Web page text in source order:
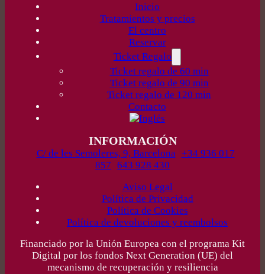
Inicio
Tratamientos y precios
El centro
Reservar
Ticket Regalo
Ticket regalo de 60 min
Ticket regalo de 90 min
Ticket regalo de 120 min
Contacto
INFORMACIÓN
C/ de les Semoleres, 9, Barcelona +34 936 017
857 643 928 430
Aviso Legal
Política de Privacidad
Política de Cookies
Política de devoluciones y reembolsos
Financiado por la Unión Europea con el programa Kit
Digital por los fondos Next Generation (UE) del
mecanismo de recuperación y resiliencia